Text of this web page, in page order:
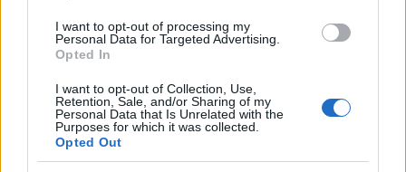
I want to opt-out of processing my
Personal Data for Targeted Advertising.
Opted In
I want to opt-out of Collection, Use,
Retention, Sale, and/or Sharing of my
Personal Data that Is Unrelated with the
Purposes for which it was collected.
Opted Out